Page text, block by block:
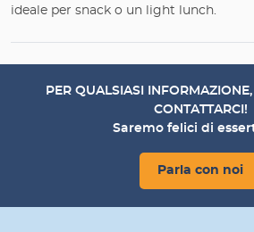
ideale per snack o un light lunch.
PER QUALSIASI
CONTATTARCI!
Saremo felici di
Parla con noi